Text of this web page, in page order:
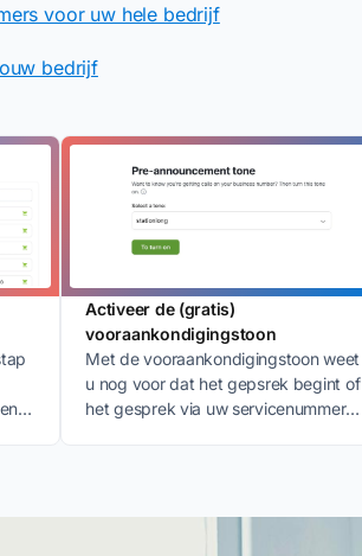
voor uw hele bedrijf
bedrijf
in
Activeer de (gratis)
vooraankondigingstoon
Met de vooraankondigingstoon weet
u nog voor dat het gepsrek begint of
het gesprek via uw servicenummer